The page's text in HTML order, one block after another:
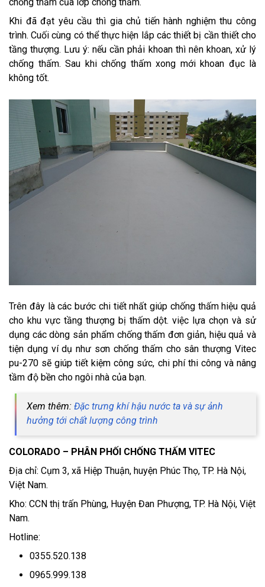
chống thấm của lớp chống thấm.
Khi đã đạt yêu cầu thì gia chủ tiến hành nghiệm thu công
trình. Cuối cùng có thể thực hiện lắp các thiết bị cần thiết cho
tầng thượng. Lưu ý: nếu cần phải khoan thì nên khoan, xử lý
chống thấm. Sau khi chống thấm xong mới khoan đục là
không tốt.
Trên đây là các bước chi tiết nhất giúp chống thấm hiệu quả
cho khu vực tầng thượng bị thấm dột. việc lựa chọn và sử
dụng các dòng sản phẩm chống thấm đơn giản, hiệu quả và
tiện dụng ví dụ như sơn chống thấm cho sân thượng Vitec
pu-270 sẽ giúp tiết kiệm công sức, chi phí thi công và nâng
tầm độ bền cho ngôi nhà của bạn.
Xem thêm: Đặc trưng khí hậu nước ta và sự ảnh
hưởng tới chất lượng công trình
COLORADO – PHÂN PHỐI CHỐNG THẤM VITEC
Địa chỉ: Cụm 3, xã Hiệp Thuận, huyện Phúc Thọ, TP. Hà Nội,
Việt Nam.
Kho: CCN thị trấn Phùng, Huyện Đan Phượng, TP. Hà Nội, Việt
Nam.
Hotline:
0355.520.138
0965.999.138